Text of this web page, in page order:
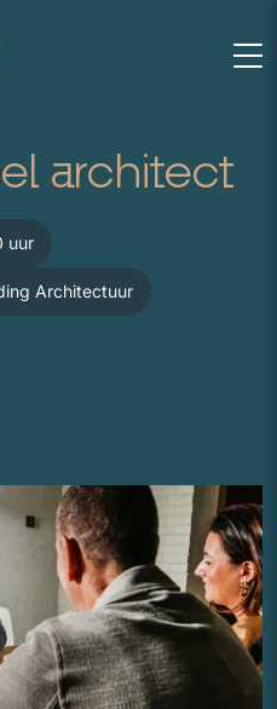
architect
uur
Architectuur